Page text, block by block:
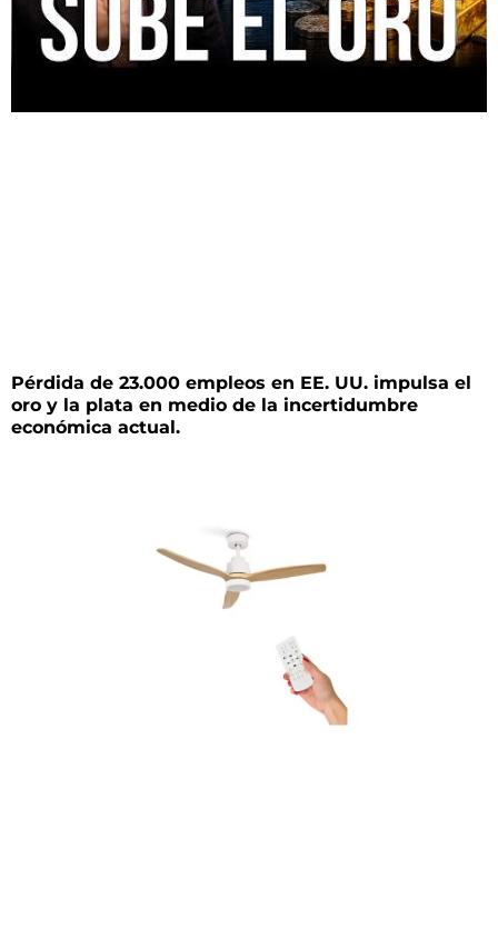
Pérdida de 23.000 empleos en EE. UU. impulsa el
oro y la plata en medio de la incertidumbre
económica actual.